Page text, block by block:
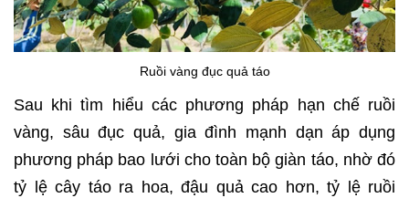
Ruồi vàng đục quả táo
Sau khi tìm hiểu các phương pháp hạn chế ruồi
vàng, sâu đục quả, gia đình mạnh dạn áp dụng
phương pháp bao lưới cho toàn bộ giàn táo, nhờ đó
tỷ lệ cây táo ra hoa, đậu quả cao hơn, tỷ lệ ruồi